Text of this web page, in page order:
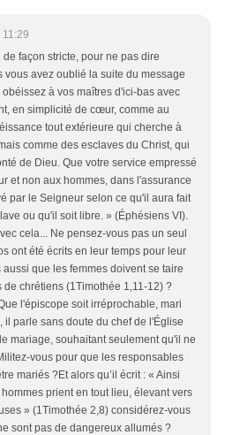
façon stricte, pour ne pas dire
vous avez oublié la suite du message
à vos maîtres d'ici-bas avec
en simplicité de cœur, comme au
tout extérieure qui cherche à
comme des esclaves du Christ, qui
de Dieu. Que votre service empressé
et non aux hommes, dans l'assurance
par le Seigneur selon ce qu'il aura fait
ou qu'il soit libre. » (Éphésiens VI).
cela... Ne pensez-vous pas un seul
ont été écrits en leur temps pour leur
que les femmes doivent se taire
chrétiens (1Timothée 1,11-12) ?
l'épiscope soit irréprochable, mari
il parle sans doute du chef de l'Église
mariage, souhaitant seulement qu'il ne
vous pour que les responsables
mariés ?Et alors qu’il écrit : « Ainsi
prient en tout lieu, élevant vers
» (1Timothée 2,8) considérez-vous
sont pas de dangereux allumés ?